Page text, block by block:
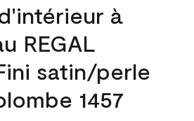
à
REGAL
satin/perle
1457